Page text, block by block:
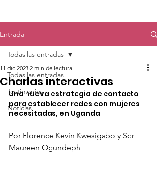
Entrada
Todas las entradas
Testimonios
Noticias
Todas las entradas
Charlas interactivas
11 dic 2023 2 min de lectura
Una nueva estrategia de contacto
para establecer redes con mujeres
necesitadas, en Uganda
Por Florence Kevin Kwesigabo y Sor
Maureen Ogundeph